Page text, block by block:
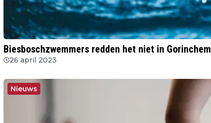
Biesboschzwemmers redden het niet in Gorinchem
26 april 2023
Nieuws